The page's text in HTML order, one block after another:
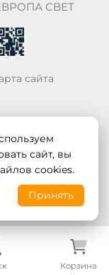
Корзина
СВЕТ
сайта
сайт, вы
cookies.
Принять